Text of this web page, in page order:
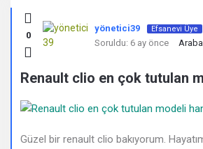
Kullanıcı
Yorumları
ve
Deneyimleri
En
0
yönetici39 Efsanevi Üye
Soruldu: 6 ay önce Araba
Renault clio en çok tutulan
Güzel bir renault clio bakıyorum.